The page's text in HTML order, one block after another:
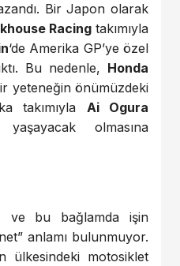
Bir Japon olarak
Racingtakımıyla
‘de Amerika GP’ye özel
Bu nedenle, Honda
yeteneğin önümüzdeki
takımıyla Ai Ogura
olmasına
ve bu bağlamda işin
anlamı bulunmuyor.
ülkesindeki motosiklet